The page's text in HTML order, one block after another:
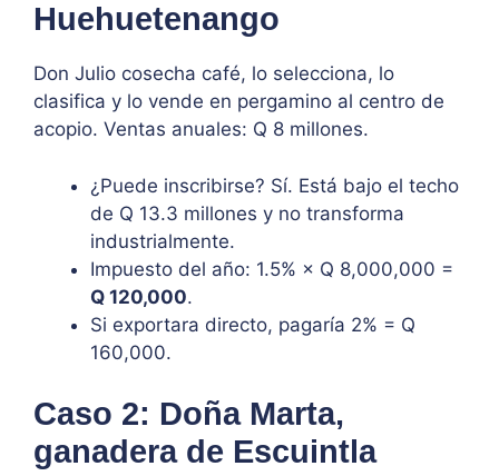
Huehuetenango
Don Julio cosecha café, lo selecciona, lo
clasifica y lo vende en pergamino al centro de
acopio. Ventas anuales: Q 8 millones.
¿Puede inscribirse? Sí. Está bajo el techo
de Q 13.3 millones y no transforma
industrialmente.
Impuesto del año: 1.5% × Q 8,000,000 =
Q 120,000.
Si exportara directo, pagaría 2% = Q
160,000.
Caso 2: Doña Marta,
ganadera de Escuintla